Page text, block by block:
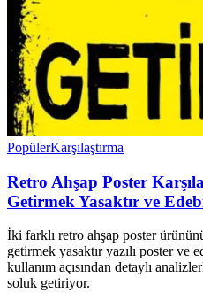
PopülerKarşılaştırma
Retro Ahşap Poster
Getirmek Yasaktır ve
İki farklı retro ahşap poster
getirmek yasaktır yazılı poster ve
kullanım açısından detaylı
soluk getiriyor.